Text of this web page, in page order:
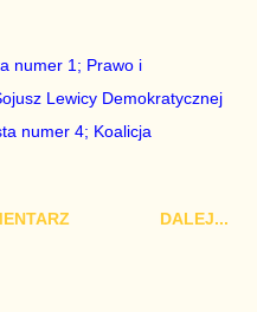
numer 1; Prawo i
Lewicy Demokratycznej
numer 4; Koalicja
DALEJ...